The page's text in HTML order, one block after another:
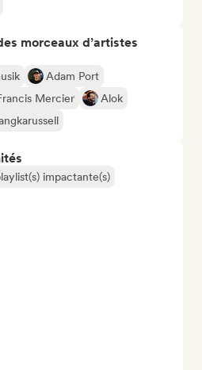
morceaux d’artistes
Adam Port
Mercier
Alok
impactante(s)